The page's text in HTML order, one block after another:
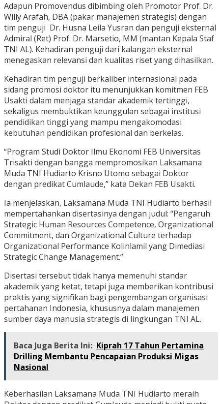
Adapun Promovendus dibimbing oleh Promotor Prof. Dr.
Willy Arafah, DBA (pakar manajemen strategis) dengan
tim penguji Dr. Husna Leila Yusran dan penguji eksternal
Admiral (Ret) Prof. Dr. Marsetio, MM (mantan Kepala Staf
TNI AL). Kehadiran penguji dari kalangan eksternal
menegaskan relevansi dan kualitas riset yang dihasilkan.
Kehadiran tim penguji berkaliber internasional pada
sidang promosi doktor itu menunjukkan komitmen FEB
Usakti dalam menjaga standar akademik tertinggi,
sekaligus membuktikan keunggulan sebagai institusi
pendidikan tinggi yang mampu mengakomodasi
kebutuhan pendidikan profesional dan berkelas.
“Program Studi Doktor Ilmu Ekonomi FEB Universitas
Trisakti dengan bangga mempromosikan Laksamana
Muda TNI Hudiarto Krisno Utomo sebagai Doktor
dengan predikat Cumlaude,” kata Dekan FEB Usakti.
Ia menjelaskan, Laksamana Muda TNI Hudiarto berhasil
mempertahankan disertasinya dengan judul: “Pengaruh
Strategic Human Resources Competence, Organizational
Commitment, dan Organizational Culture terhadap
Organizational Performance Kolinlamil yang Dimediasi
Strategic Change Management.”
Disertasi tersebut tidak hanya memenuhi standar
akademik yang ketat, tetapi juga memberikan kontribusi
praktis yang signifikan bagi pengembangan organisasi
pertahanan Indonesia, khususnya dalam manajemen
sumber daya manusia strategis di lingkungan TNI AL.
Baca Juga Berita Ini: Kiprah 17 Tahun Pertamina
Drilling Membantu Pencapaian Produksi Migas
Nasional
Keberhasilan Laksamana Muda TNI Hudiarto meraih